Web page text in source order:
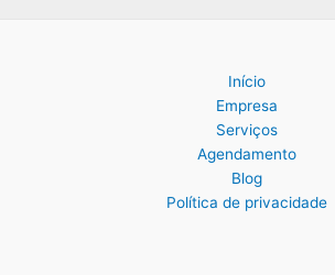
Início
Empresa
Serviços
Agendamento
Blog
Política de privacidade